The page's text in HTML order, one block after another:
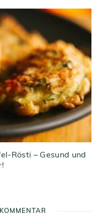
Rösti – Gesund und